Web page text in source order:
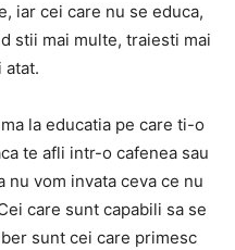
iar cei care nu se educa,
stii mai multe, traiesti mai
atat.
la educatia pe care ti-o
te afli intr-o cafenea sau
nu vom invata ceva ce nu
care sunt capabili sa se
sunt cei care primesc